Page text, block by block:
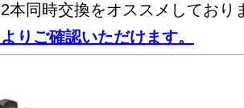
本同時交換をオススメしており
りご確認いただけます。